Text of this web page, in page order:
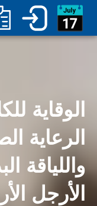
الوقاية
الرعاية
واللياقة
الأرجل